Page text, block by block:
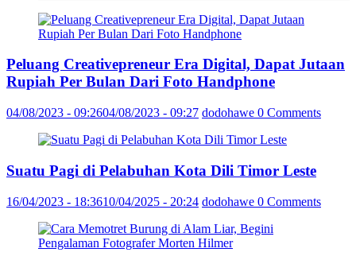
Peluang Creativepreneur Era Digital, Dapat Jutaan
Rupiah Per Bulan Dari Foto Handphone
04/08/2023 - 09:2604/08/2023 - 09:27 dodohawe 0 Comments
Suatu Pagi di Pelabuhan Kota Dili Timor Leste
16/04/2023 - 18:3610/04/2025 - 20:24 dodohawe 0 Comments